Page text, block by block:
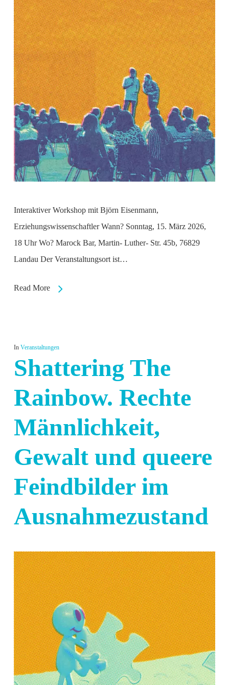
Interaktiver Workshop mit Björn Eisenmann,
Erziehungswissenschaftler Wann? Sonntag, 15. März 2026,
18 Uhr Wo? Marock Bar, Martin- Luther- Str. 45b, 76829
Landau Der Veranstaltungsort ist…
Read More
In Veranstaltungen
Shattering The
Rainbow. Rechte
Männlichkeit,
Gewalt und queere
Feindbilder im
Ausnahmezustand